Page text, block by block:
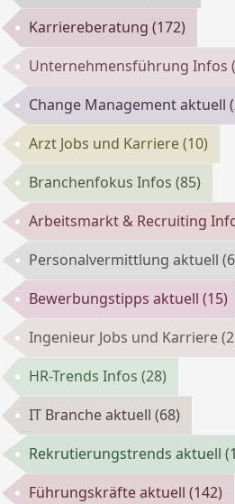
Karriereberatung (172)
Unternehmensführung Infos
Change Management aktuell
Arzt Jobs und Karriere(10)
Branchenfokus Infos (85)
Arbeitsmarkt & Recruiting
Personalvermittlung aktuell
Bewerbungstipps aktuell (15)
Ingenieur Jobs und Karriere
HR-Trends Infos (28)
IT Branche aktuell (68)
Rekrutierungstrends aktuell
Führungskräfte aktuell (142)